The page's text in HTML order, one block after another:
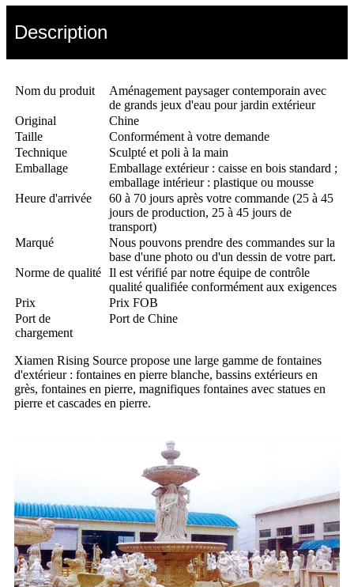
Description
Nom du produit
Aménagement paysager contemporain avec
de grands jeux d'eau pour jardin extérieur
Original
Chine
Taille
Conformément à votre demande
Technique
Sculpté et poli à la main
Emballage
Emballage extérieur : caisse en bois standard ;
emballage intérieur : plastique ou mousse
Heure d'arrivée
60 à 70 jours après votre commande (25 à 45
jours de production, 25 à 45 jours de
transport)
Marqué
Nous pouvons prendre des commandes sur la
base d'une photo ou d'un dessin de votre part.
Norme de qualité Il est vérifié par notre équipe de contrôle
qualité qualifiée conformément aux exigences
Prix
Prix ​​FOB
Port de
chargement
Port de Chine
Xiamen Rising Source propose une large gamme de fontaines
d'extérieur : fontaines en pierre blanche, bassins extérieurs en
grès, fontaines en pierre, magnifiques fontaines avec statues en
pierre et cascades en pierre.